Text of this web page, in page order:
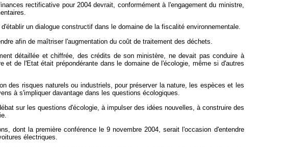
rectificative pour 2004 devrait, conformément à l'engagement du ministre,
un dialogue constructif dans le domaine de la fiscalité environnementale.
afin de maîtriser l'augmentation du coût de traitement des déchets.
détaillée et chiffrée, des crédits de son ministère, ne devait pas conduire à
de l'Etat était prépondérante dans le domaine de l'écologie, même si d'autres
des risques naturels ou industriels, pour préserver la nature, les espèces et les
à s'impliquer davantage dans les questions écologiques.
sur les questions d'écologie, à impulser des idées nouvelles, à construire des
dont la première conférence le 9 novembre 2004, serait l'occasion d'entendre
électriques.